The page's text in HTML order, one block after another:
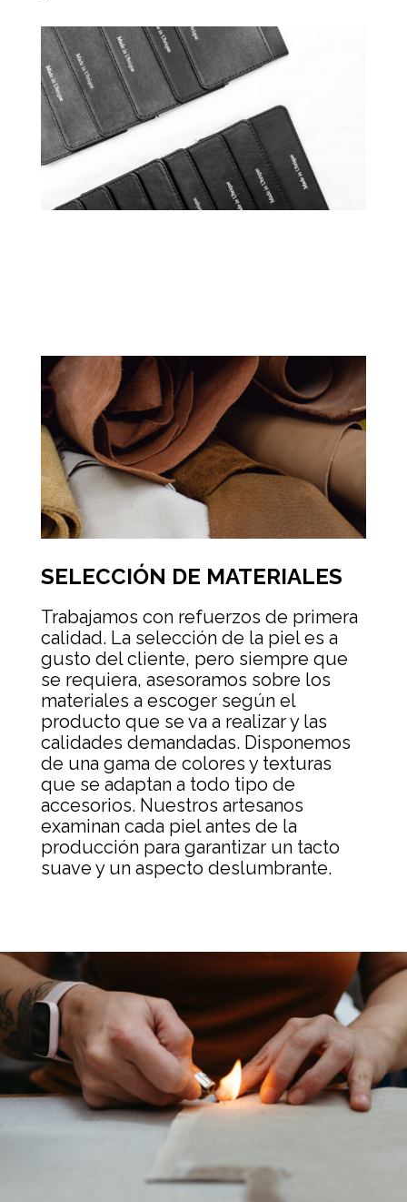
SELECCIÓN DE MATERIALES
Trabajamos con refuerzos de primera
calidad. La selección de la piel es a
gusto del cliente, pero siempre que
se requiera, asesoramos sobre los
materiales a escoger según el
producto que se va a realizar y las
calidades demandadas. Disponemos
de una gama de colores y texturas
que se adaptan a todo tipo de
accesorios. Nuestros artesanos
examinan cada piel antes de la
producción para garantizar un tacto
suave y un aspecto deslumbrante.